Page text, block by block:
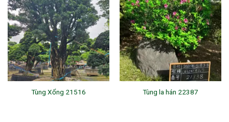
Tùng Xổng 21516 Tùng la hán 22387